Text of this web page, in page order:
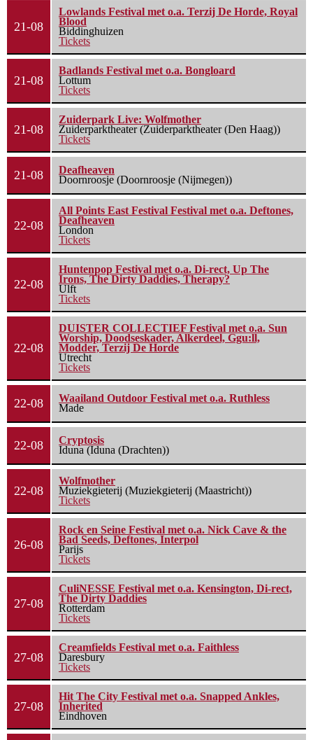
21-08
Lowlands Festival met o.a. Terzij De Horde, Royal
Blood
Biddinghuizen
Tickets
21-08
Badlands Festival met o.a. Bongloard
Lottum
Tickets
21-08
Zuiderpark Live: Wolfmother
Zuiderparktheater (Zuiderparktheater (Den Haag))
Tickets
21-08
Deafheaven
Doornroosje (Doornroosje (Nijmegen))
22-08
All Points East Festival Festival met o.a. Deftones,
Deafheaven
London
Tickets
22-08
Huntenpop Festival met o.a. Di-rect, Up The
Irons, The Dirty Daddies, Therapy?
Ulft
Tickets
22-08
DUISTER COLLECTIEF Festival met o.a. Sun
Worship, Doodseskader, Alkerdeel, Ggu:ll,
Modder, Terzij De Horde
Utrecht
Tickets
22-08
Waailand Outdoor Festival met o.a. Ruthless
Made
22-08
Cryptosis
Iduna (Iduna (Drachten))
22-08
Wolfmother
Muziekgieterij (Muziekgieterij (Maastricht))
Tickets
26-08
Rock en Seine Festival met o.a. Nick Cave & the
Bad Seeds, Deftones, Interpol
Parijs
Tickets
27-08
CuliNESSE Festival met o.a. Kensington, Di-rect,
The Dirty Daddies
Rotterdam
Tickets
27-08
Creamfields Festival met o.a. Faithless
Daresbury
Tickets
27-08
Hit The City Festival met o.a. Snapped Ankles,
Inherited
Eindhoven